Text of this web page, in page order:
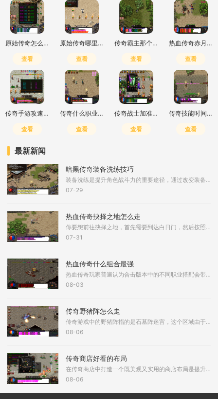
原始传奇怎么打高爆最简单
查看
原始传奇哪里打钱快一点
查看
传奇霸主那个职业好玩
查看
热血传奇赤月峡谷二层去三层怎么走
查看
传奇手游攻速加倍什么意思
查看
传奇什么职业输出高一点的
查看
传奇战士加准确还是躲避
查看
传奇技能时间cd怎么调
查看
最新新闻
暗黑传奇装备洗练技巧
装备洗练是提升角色战斗力的重要途径，通过改变装备的词条属性，可以显著增强角色的输出或生存能力。洗练通常需要在铁匠铺进行，消耗特定材料如暗能精华或洗练石，每次洗练会
07-29
热血传奇抉择之地怎么走
你要想前往抉择之地，首先需要到达白日门，然后按照特定路线前进。到了白日门打开地图，找到赤月峡谷东入口，这是进入赤月峡谷区域的第一步。进入赤月峡谷东入口后，你会到达
07-31
热血传奇什么组合最强
热血传奇玩家普遍认为合击版本中的不同职业搭配会带来截然不同的游戏体验。在诸多组合中，道士与道士的道道组合以其爆发性合击技能而备受关注。该组合具备在短时间内输出巨额
08-03
传奇野猪阵怎么走
传奇游戏中的野猪阵指的是石墓阵迷宫，这个区域由于聚集了大量红野猪、黑野猪和白野猪而得名，想要成功穿越这个迷宫需要掌握正确的行走路径。野猪阵的入口通常位于石墓五层，
08-06
传奇商店好看的布局
在传奇商店中打造一个既美观又实用的商店布局是提升游戏体验的重要环节，一个精心设计的布局不仅能吸引更多顾客光临，还能优化商品展示和店员的工作效率，店铺的初始状态通常
08-06